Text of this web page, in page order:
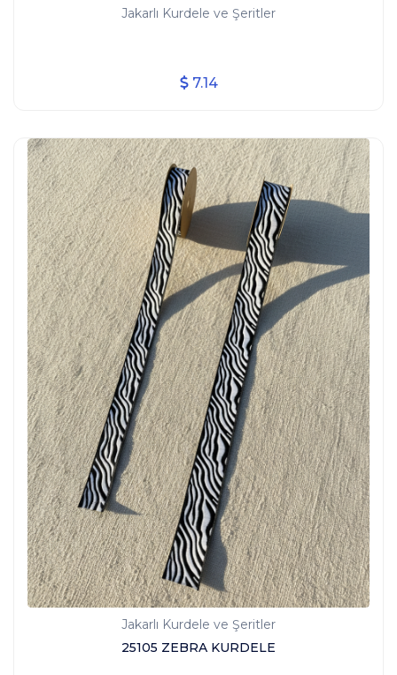
Jakarlı Kurdele ve Şeritler
7.14
Jakarlı Kurdele ve Şeritler
25105 ZEBRA KURDELE